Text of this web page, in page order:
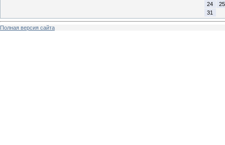
24
25
31
Полная версия сайта